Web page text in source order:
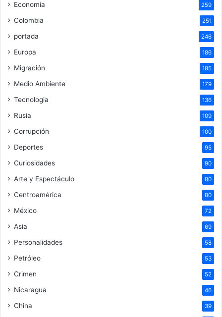
Economía 259
Colombia 251
portada 246
Europa 186
Migración 185
Medio Ambiente 179
Tecnologia 136
Rusia 109
Corrupción 100
Deportes 95
Curiosidades 90
Arte y Espectáculo 80
Centroamérica 80
México 72
Asia 69
Personalidades 58
Petróleo 53
Crimen 52
Nicaragua 46
China 39